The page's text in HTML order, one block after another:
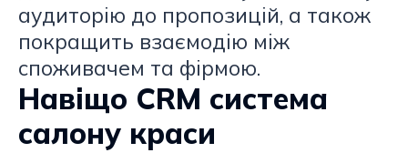
аудиторію до пропозицій, а також
покращить взаємодію між
споживачем та фірмою.
Навіщо CRM система
салону краси